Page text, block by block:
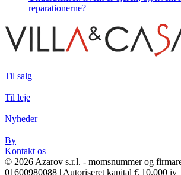
reparationerne?
Til salg
Til leje
Nyheder
By
Kontakt os
© 2026 Azarov s.r.l. - momsnummer og
01600980088 | Autoriseret kapital € 10.000 iv